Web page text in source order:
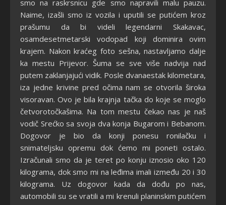
smo na raskrsnicu gde smo napravili malu pauzu.
Naime, izašli smo iz vozila i uputili se putićem kroz
prašumu da bi videli legendarni Skakavac,
osamdesetmetarski vodopad koji dominira ovim
krajem. Nakon kraćeg foto sešna, nastavljamo dalje
ka mestu Prijevor. Šuma se sve više nadvija nad
putem zaklanjajući vidik. Posle dvanaestak kilometara,
iza jedne krivine pred očima nam se otvorila široka
visoravan. Ovo je bila krajnja tačka do koje se moglo
četvorotočkašima. Na tom mestu čekao nas je naš
vodič Srećko sa svoja dva konja Bugarom i Bebanom.
Dogovor je bio da konji ponesu ronilačku i
snimateljsku opremu dok ćemo mi poneti ostalo.
Izračunali smo da je teret po konju iznosio oko 120
kilograma, dok smo mi na leđima imali između 20 i 30
kilograma. Uz dogovor kada da dođu po nas,
automobili su se vratili a mi krenuli planinskim putićem